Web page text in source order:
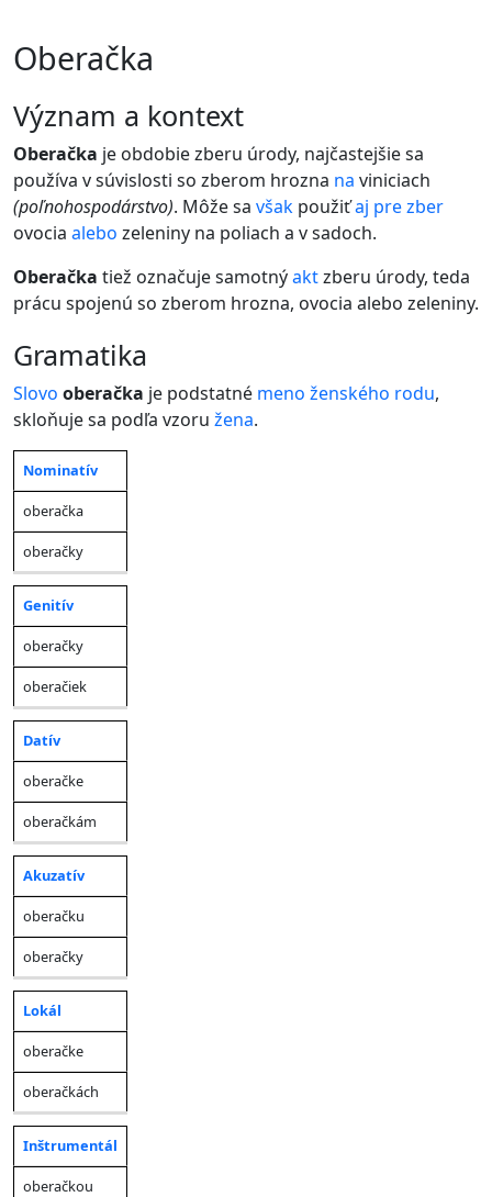
Oberačka
význam a kontext
Oberačka je obdobie zberu úrody, najčastejšie sa
používa v súvislosti so zberom hrozna na viniciach
(poľnohospodárstvo). Môže sa však použiťaj prezber
ovocia alebo zeleniny na poliach a v sadoch.
Oberačka tiež označuje samotnýaktzberu úrody, teda
prácu spojenú so zberom hrozna, ovocia alebo zeleniny.
gramatika
Slovo oberačka je podstatné meno ženského rodu,
skloňuje sa podľa vzoru žena.
Pád
Jednotné
číslo
Nominatív
oberačka
oberačky
Genitív
oberačky
oberačiek
Datív
oberačke
oberačkám
Akuzatív
oberačku
oberačky
Lokál
oberačke
oberačkách
Inštrumentál
oberačkou